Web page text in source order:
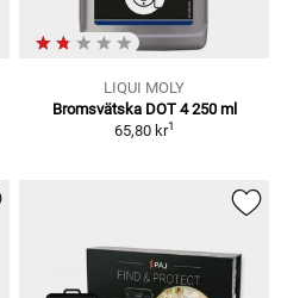
LIQUI MOLY
Bromsvätska DOT 4 250 ml
65,80 kr1